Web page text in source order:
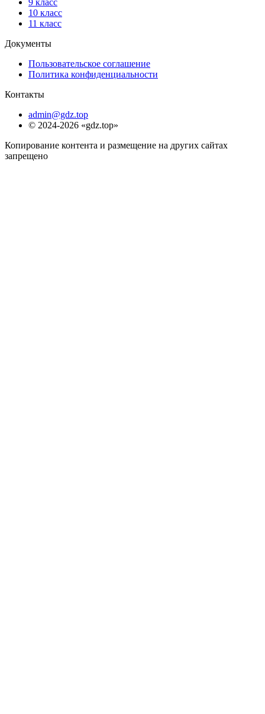
9 класс
10 класс
11 класс
Документы
Пользовательское соглашение
Политика конфиденциальности
Контакты
admin@gdz.top
© 2024-2026 «gdz.top»
Копирование контента и размещение на других сайтах
запрещено